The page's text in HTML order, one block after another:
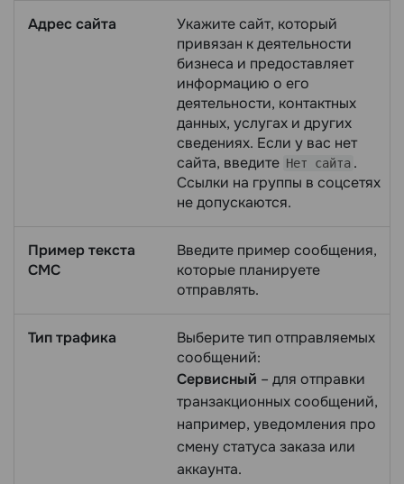
Адрес сайта
Укажите сайт, который
привязан к деятельности
бизнеса и предоставляет
информацию о его
деятельности, контактных
данных, услугах и других
сведениях. Если у вас нет
сайта, введите Нет сайта .
Ссылки на группы в соцсетях
не допускаются.
Пример текста
СМС
Введите пример сообщения,
которые планируете
отправлять.
Тип трафика
Выберите тип отправляемых
сообщений:
Сервисный – для отправки
транзакционных сообщений,
например, уведомления про
смену статуса заказа или
аккаунта.